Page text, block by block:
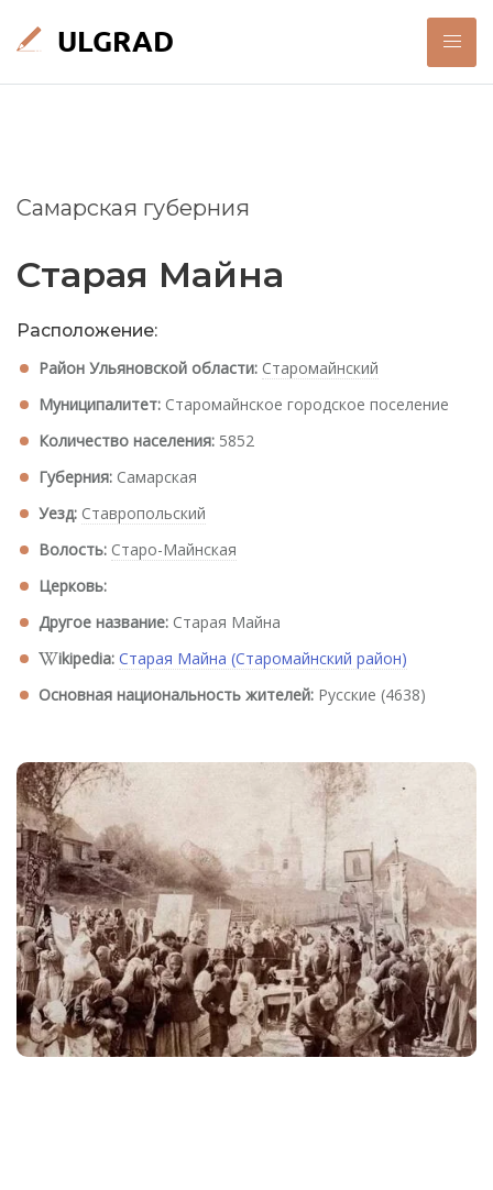
Самарская губерния
Старая Майна
Расположение:
Район Ульяновской области: Старомайнский
Муниципалитет: Старомайнское городское поселение
Количество населения: 5852
Губерния: Самарская
Уезд: Ставропольский
Волость: Старо-Майнская
Церковь:
Другое название: Старая Майна
ikipedia: Старая Майна (Старомайнский район)
Основная национальность жителей: Русские (4638)